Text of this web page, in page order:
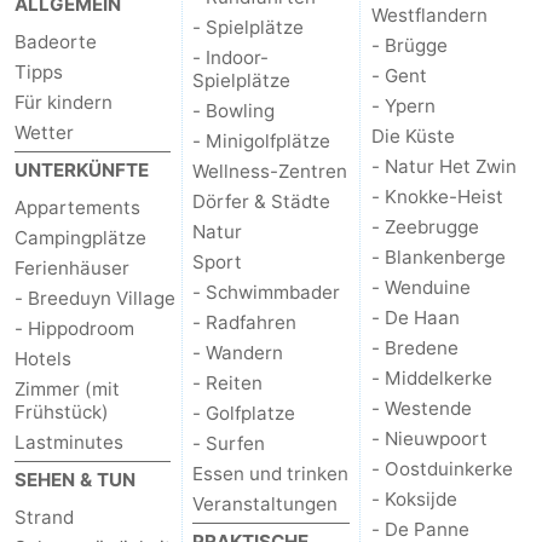
Badeorte
Tipps
Für kindern
Wetter
UNTERKÜNFTE
Appartements
Campingplätze
Ferienhäuser
- Breeduyn Village
- Hippodroom
Hotels
Zimmer (mit
Frühstück)
Lastminutes
SEHEN & TUN
Strand
- Spielplätze
- Indoor-
Spielplätze
- Bowling
- Minigolfplätze
Wellness-Zentren
Dörfer & Städte
Natur
Sport
- Schwimmbader
- Radfahren
- Wandern
- Reiten
- Golfplatze
- Surfen
Essen und trinken
Veranstaltungen
Westflandern
- Brügge
- Gent
- Ypern
Die Küste
- Natur Het Zwin
- Knokke-Heist
- Zeebrugge
- Blankenberge
- Wenduine
- De Haan
- Bredene
- Middelkerke
- Westende
- Nieuwpoort
- Oostduinkerke
- Koksijde
- De Panne